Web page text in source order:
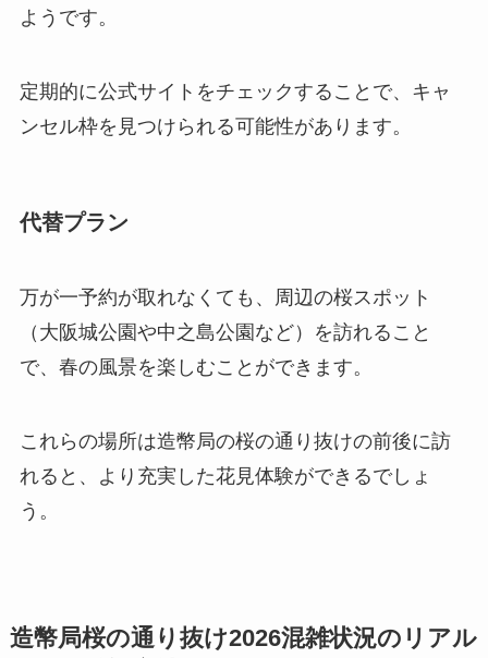
ようです。
定期的に公式サイトをチェックすることで、キャ
ンセル枠を見つけられる可能性があります。
代替プラン
万が一予約が取れなくても、周辺の桜スポット
（大阪城公園や中之島公園など）を訪れること
で、春の風景を楽しむことができます。
これらの場所は造幣局の桜の通り抜けの前後に訪
れると、より充実した花見体験ができるでしょ
う。
造幣局桜の通り抜け2026混雑状況のリアル